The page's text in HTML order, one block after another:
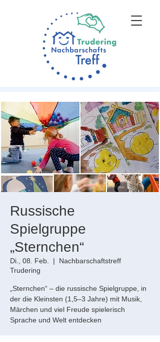
Russische
Spielgruppe
„Sternchen“
Di., 08. Feb.
  |
Nachbarschaftstreff
Trudering
„Sternchen“ – die russische Spielgruppe, in
der die Kleinsten (1,5–3 Jahre) mit Musik,
Märchen und viel Freude spielerisch
Sprache und Welt entdecken